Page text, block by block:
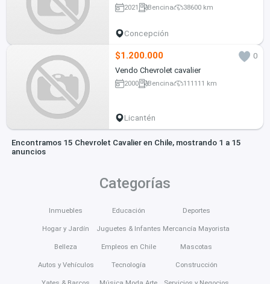
2021 Bencina 38600 km
Concepción
$1.200.000
0
Vendo Chevrolet cavalier
2000 Bencina 111111 km
Licantén
Encontramos 15 Chevrolet Cavalier en Chile, mostrando 1 a 15
anuncios
Categorías
Inmuebles
Hogar y Jardín
Belleza
Autos y Vehículos
Educación
Juguetes & Infantes
Empleos en Chile
Tecnología
Deportes
Mercancía Mayorista
Mascotas
Construcción